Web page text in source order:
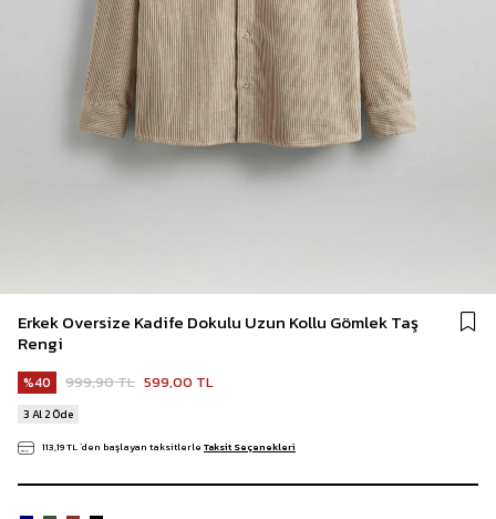
Erkek Oversize Kadife Dokulu Uzun Kollu Gömlek Taş
Rengi
40 999,90 TL 599,00 TL
3 Al 2 Öde
113,19 TL`den başlayan taksitlerle Taksit Seçenekleri